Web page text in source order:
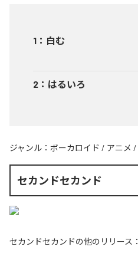
1 ： 白む
2 ： はるいろ
ジャンル： ボーカロイド / アニメ /
セカンドセカンド
セカンドセカンドの他のリリース：